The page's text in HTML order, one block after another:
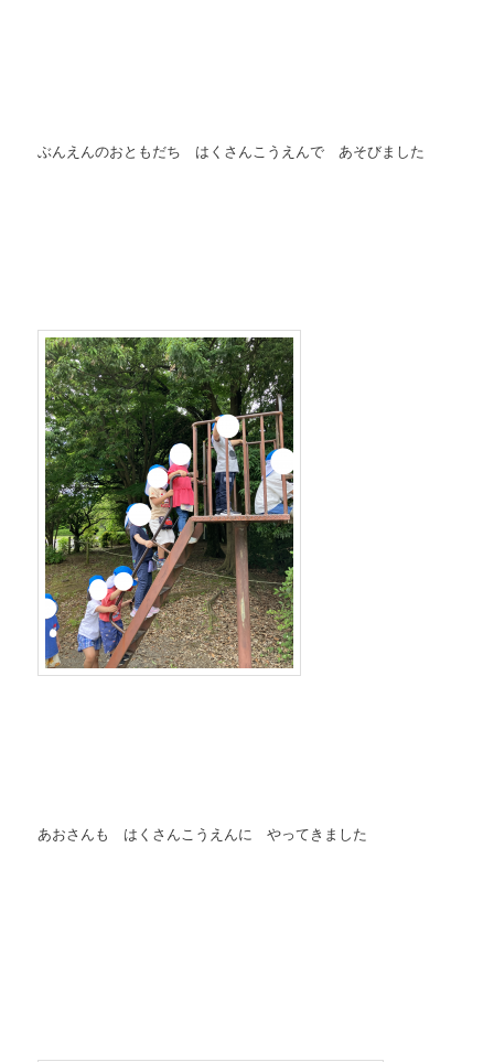
ぶんえんのおともだち はくさんこうえんで あそびました
あおさんも はくさんこうえんに やってきました